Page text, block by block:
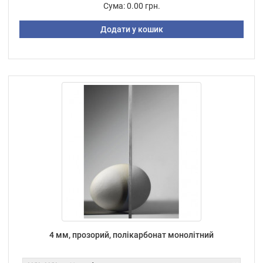
Сума: 0.00 грн.
Додати у кошик
4 мм, прозорий, полікарбонат монолітний